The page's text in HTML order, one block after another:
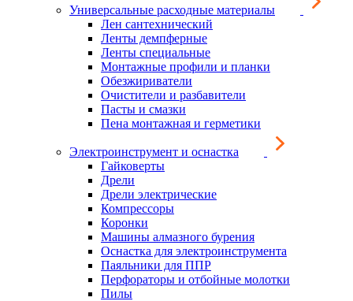
Универсальные расходные материалы
Лен сантехнический
Ленты демпферные
Ленты специальные
Монтажные профили и планки
Обезжириватели
Очистители и разбавители
Пасты и смазки
Пена монтажная и герметики
Электроинструмент и оснастка
Гайковерты
Дрели
Дрели электрические
Компрессоры
Коронки
Машины алмазного бурения
Оснастка для электроинструмента
Паяльники для ППР
Перфораторы и отбойные молотки
Пилы